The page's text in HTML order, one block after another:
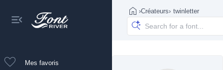
Mes favoris
›Créateurs› twinletter